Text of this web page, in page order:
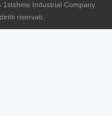
Industrial Company
riservati.